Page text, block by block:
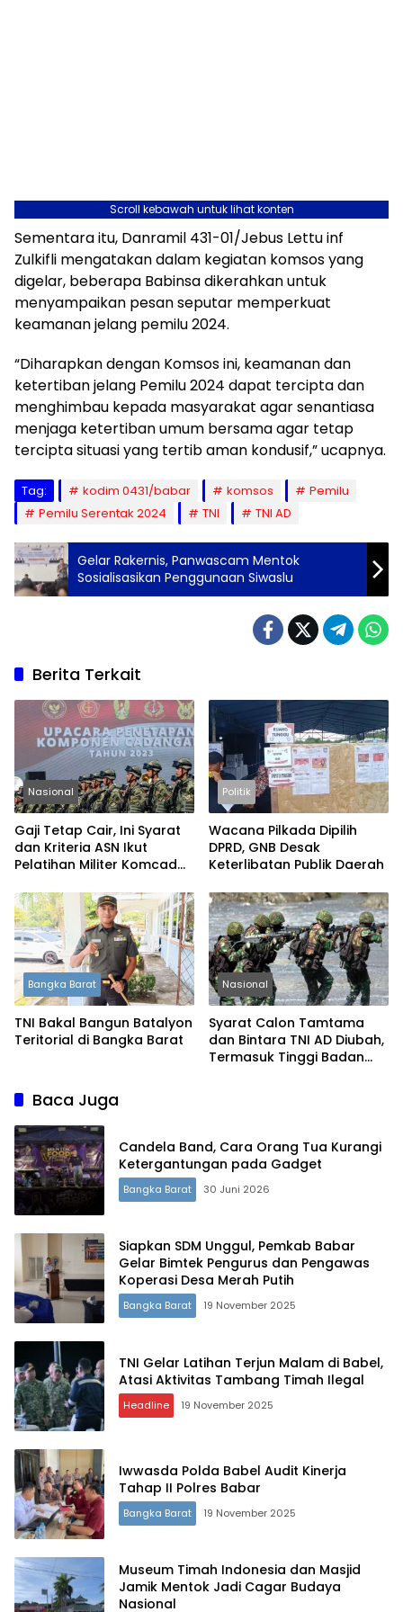
Scroll kebawah untuk lihat konten
Sementara itu, Danramil 431-01/Jebus Lettu inf
Zulkifli mengatakan dalam kegiatan komsos yang
digelar, beberapa Babinsa dikerahkan untuk
menyampaikan pesan seputar memperkuat
keamanan jelang pemilu 2024.
“Diharapkan dengan Komsos ini, keamanan dan
ketertiban jelang Pemilu 2024 dapat tercipta dan
menghimbau kepada masyarakat agar senantiasa
menjaga ketertiban umum bersama agar tetap
tercipta situasi yang tertib aman kondusif,” ucapnya.
Tag: kodim 0431/babar komsos
Pemilu
Pemilu Serentak 2024
TNI TNI AD
Gelar Rakernis, Panwascam Mentok
Sosialisasikan Penggunaan Siwaslu
Berita Terkait
Nasional
Gaji Tetap Cair, Ini Syarat
dan Kriteria ASN Ikut
Pelatihan Militer Komcad
Politik
Wacana Pilkada Dipilih
DPRD, GNB Desak
Keterlibatan Publik Daerah
Bangka Barat
TNI Bakal Bangun Batalyon
Teritorial di Bangka Barat
Nasional
Syarat Calon Tamtama
dan Bintara TNI AD Diubah,
Termasuk Tinggi Badan
Baca Juga
Candela Band, Cara Orang Tua Kurangi
Ketergantungan pada Gadget
Bangka Barat 30 Juni 2026
Siapkan SDM Unggul, Pemkab Babar
Gelar Bimtek Pengurus dan Pengawas
Koperasi Desa Merah Putih
Bangka Barat 19 November 2025
TNI Gelar Latihan Terjun Malam di Babel,
Atasi Aktivitas Tambang Timah Ilegal
Headline 19 November 2025
Iwwasda Polda Babel Audit Kinerja
Tahap II Polres Babar
Bangka Barat 19 November 2025
Museum Timah Indonesia dan Masjid
Jamik Mentok Jadi Cagar Budaya
Nasional